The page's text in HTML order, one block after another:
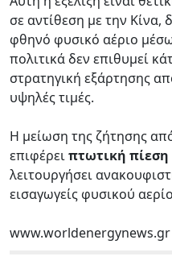
σε αντίθεση με την Κίνα,
φθηνό φυσικό αέριο
πολιτικά δεν επιθυμεί
στρατηγική εξάρτησης
υψηλές τιμές.
Η μείωση της ζήτησης
επιφέρειπτωτική πίεση
λειτουργήσει
εισαγωγείς φυσικού
www.worldenergynews.gr